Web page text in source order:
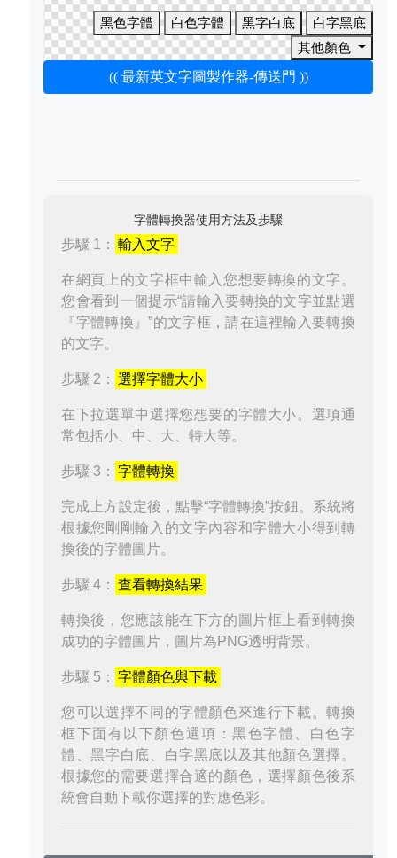
黑色字體 白色字體 黑字白底
白字黑底
其他顏色
(( 最新英文字圖製作器-傳送門 ))
字體轉換器使用方法及步驟
步驟 1： 輸入文字
在網頁上的文字框中輸入您想要轉換的文字。
您會看到一個提示“請輸入要轉換的文字並點選
『字體轉換』”的文字框，請在這裡輸入要轉換
的文字。
步驟 2： 選擇字體大小
在下拉選單中選擇您想要的字體大小。選項通
常包括小、中、大、特大等。
步驟 3： 字體轉換
完成上方設定後，點擊“字體轉換”按鈕。系統將
根據您剛剛輸入的文字內容和字體大小得到轉
換後的字體圖片。
步驟 4： 查看轉換結果
轉換後，您應該能在下方的圖片框上看到轉換
成功的字體圖片，圖片為PNG透明背景。
步驟 5： 字體顏色與下載
您可以選擇不同的字體顏色來進行下載。轉換
框下面有以下顏色選項：黑色字體、白色字
體、黑字白底、白字黑底以及其他顏色選擇。
根據您的需要選擇合適的顏色，選擇顏色後系
統會自動下載你選擇的對應色彩。